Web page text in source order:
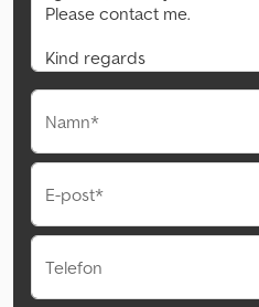
Namn*
E-post*
Telefon